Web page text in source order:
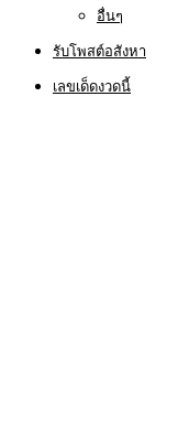
อื่นๆ
รับโพสต์อสังหา
เลขเด็ดงวดนี้